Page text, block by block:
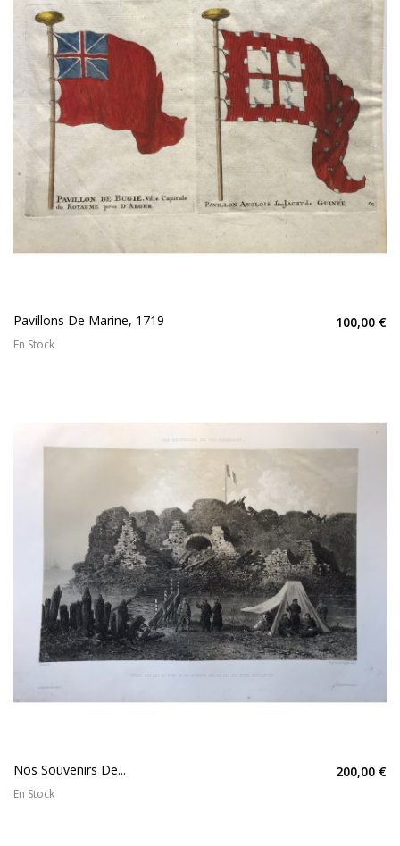
Pavillons De Marine, 1719 100,00 €
En Stock
Nos Souvenirs De... 200,00 €
En Stock